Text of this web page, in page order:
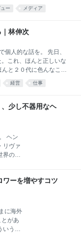
よ
編
章を書
か、
る記事
るの
が出
「４０
とか
ントを
ー メディア
林伸次
個人的な話を。 先日、
これ、ほんと正しいな
と２０代に色んなこと
ジルレストランで働い
店始めたり、まあ色ん
ていないんです。もう
コードを輸入してイン
とにかく忙しかったん
いうことなんだろ
家」になったんだと思
ら「音楽ライター」み
経営 仕事
少し不器用なヘ
ヘン
リヴァ
界の音
、集め
に
が読
体的に
した
うも
ーを増やすコツ
に海外
があ
いうア